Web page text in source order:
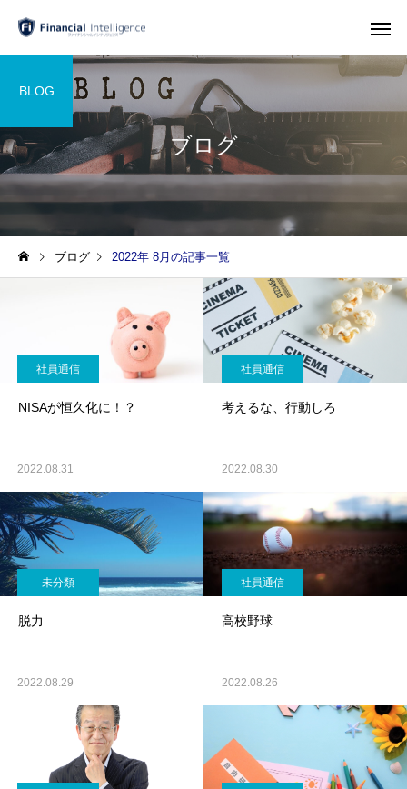
ブログ
BLOG
ブログ 2022年 8月の記事一覧
社員通信
NISAが恒久化に！？
2022.08.31
社員通信
考えるな、行動しろ
2022.08.30
未分類
脱力
2022.08.29
社員通信
高校野球
2022.08.26